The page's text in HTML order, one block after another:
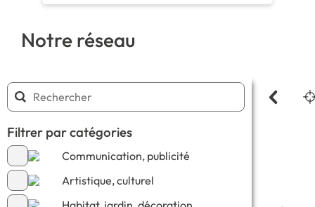
Notre réseau
Filtrer par catégories
Communication, publicité
Artistique, culturel